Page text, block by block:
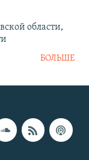
области,
БОЛЬШЕ